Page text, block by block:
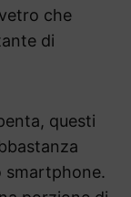
che
di
questi
smartphone.